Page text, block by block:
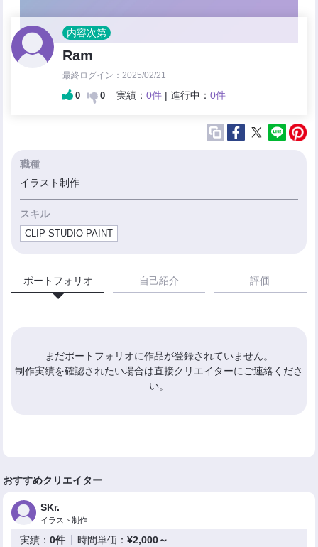
内容次第
Ram
最終ログイン：2025/02/21
0 0 実績：0件 | 進行中：0件
職種
イラスト制作
スキル
CLIP STUDIO PAINT
ポートフォリオ 自己紹介 評価
まだポートフォリオに作品が登録されていません。
制作実績を確認されたい場合は直接クリエイターにご連絡くださ
い。
おすすめクリエイター
SKr.
イラスト制作
実績：0件 時間単価：¥2,000～